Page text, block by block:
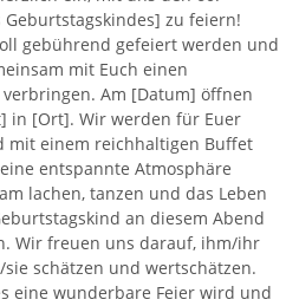
zu feiern!
gebührend gefeiert werden und
mit Euch einen
Am [Datum] öffnen
in [Ort]. Wir werden für Euer
mit einem reichhaltigen Buffet
entspannte Atmosphäre
lachen, tanzen und das Leben
an diesem Abend
Wir freuen uns darauf, ihm/ihr
schätzen und wertschätzen.
eine wunderbare Feier wird und